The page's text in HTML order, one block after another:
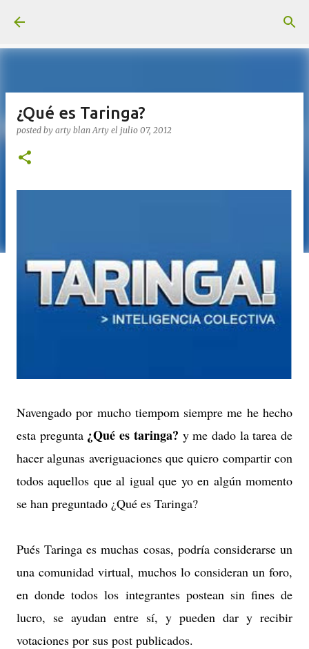
¿Qué es Taringa?
posted by arty blanArty el julio 07, 2012
Navengado por mucho tiempom siempre me he hecho
esta pregunta ¿Qué es taringa? y me dado la tarea de
hacer algunas averiguaciones que quiero compartir con
todos aquellos que al igual que yo en algún momento
se han preguntado ¿Qué es Taringa?
Pués Taringa es muchas cosas, podría considerarse un
una comunidad virtual, muchos lo consideran un foro,
en donde todos los integrantes postean sin fines de
lucro, se ayudan entre sí, y pueden dar y recibir
votaciones por sus post publicados.